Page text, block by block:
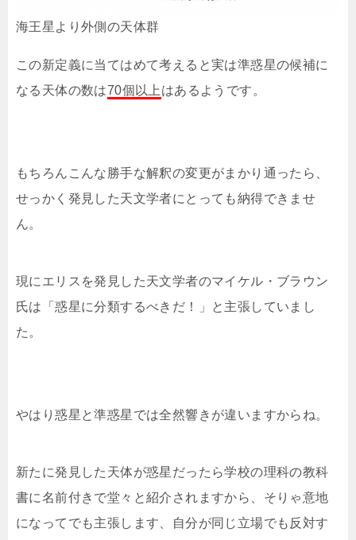
海王星より外側の天体群
この新定義に当てはめて考えると実は準惑星の候補に
なる天体の数は70個以上 はあるようです。
もちろんこんな勝手な解釈の変更がまかり通ったら、
せっかく発見した天文学者にとっても納得できませ
ん。
現にエリスを発見した天文学者のマイケル・ブラウン
氏は「惑星に分類するべきだ！」と主張していまし
た。
やはり惑星と準惑星では全然響きが違いますからね。
新たに発見した天体が惑星だったら学校の理科の教科
書に名前付きで堂々と紹介されますから、そりゃ意地
になってでも主張します、自分が同じ立場でも反対す